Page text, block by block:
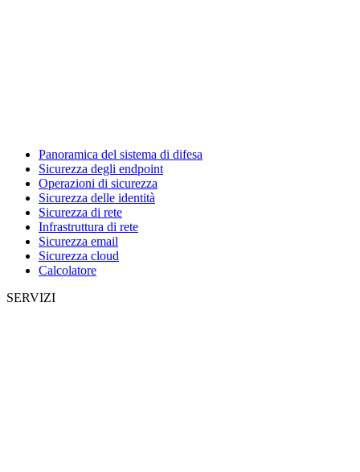
Panoramica del sistema di difesa
Sicurezza degli endpoint
Operazioni di sicurezza
Sicurezza delle identità
Sicurezza di rete
Infrastruttura di rete
Sicurezza email
Sicurezza cloud
Calcolatore
SERVIZI